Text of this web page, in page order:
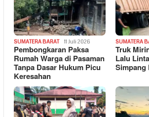
SUMATERA BARAT 11 Juli 2026
Pembongkaran Paksa
Rumah Warga di Pasaman
Tanpa Dasar Hukum Picu
Keresahan
SUMATERA
Truk
Lalu
Simpang